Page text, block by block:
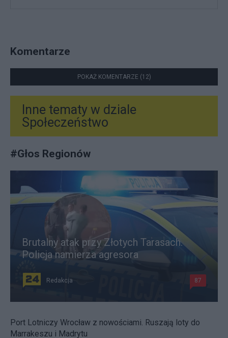
Komentarze
POKAŻ KOMENTARZE (12)
Inne tematy w dziale
Społeczeństwo
#Głos Regionów
Brutalny atak przy Złotych Tarasach.
Policja namierza agresora
Redakcja 87
Port Lotniczy Wrocław z nowościami. Ruszają loty do
Marrakeszu i Madrytu